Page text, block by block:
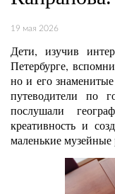
19 мая 2026
Дети, изучив
Петербурге,
но и его
путеводители по
послушали
креативность и
маленькие музейные